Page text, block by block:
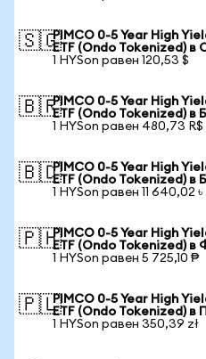
🇸🇬PIMCO 0-5 Year High
ETF (Ondo Tokenized) в
1 HYSon равен 120,53 $
🇧🇷PIMCO 0-5 Year High
ETF (Ondo Tokenized) в
1 HYSon равен 480,73 R$
🇧🇩PIMCO 0-5 Year High
ETF (Ondo Tokenized) в
1 HYSon равен 11 640,02 ৳
🇵🇭PIMCO 0-5 Year High
ETF (Ondo Tokenized)
1 HYSon равен 5 725,10 ₱
🇵🇱PIMCO 0-5 Year High
ETF (Ondo Tokenized) в
1 HYSon равен 350,39 zł